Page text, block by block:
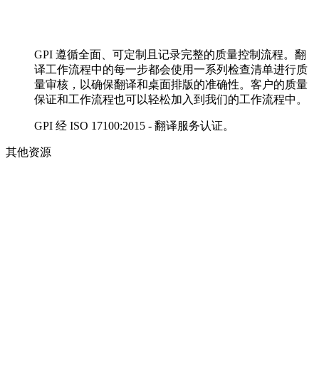
GPI 遵循全面、可定制且记录完整的质量控制流程。翻
译工作流程中的每一步都会使用一系列检查清单进行质
量审核，以确保翻译和桌面排版的准确性。客户的质量
保证和工作流程也可以轻松加入到我们的工作流程中。
GPI 经 ISO 17100:2015 - 翻译服务认证。
其他资源